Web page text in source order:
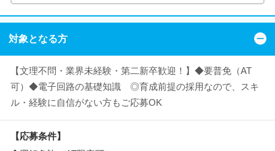
対象となる方
【文理不問・業界未経験・第二新卒歓迎！】◆要普免（AT
可）◆電子回路の基礎知識 ◎育成前提の採用なので、スキ
ル・経験に自信がない方もご応募OK
【応募条件】